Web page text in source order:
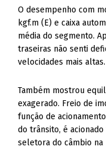
O desempenho com
kgf.m (E) e caixa
média do segmento.
traseiras não senti
velocidades mais altas.
Também mostrou
exagerado. Freio de
função de
do trânsito, é
seletora do câmbio na